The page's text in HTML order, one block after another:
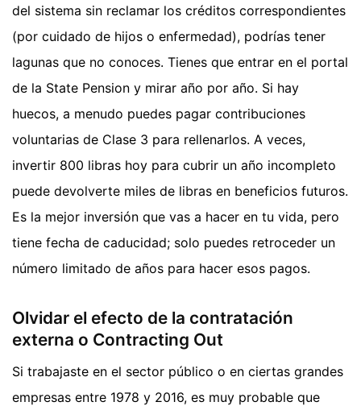
del sistema sin reclamar los créditos correspondientes
(por cuidado de hijos o enfermedad), podrías tener
lagunas que no conoces. Tienes que entrar en el portal
de la State Pension y mirar año por año. Si hay
huecos, a menudo puedes pagar contribuciones
voluntarias de Clase 3 para rellenarlos. A veces,
invertir 800 libras hoy para cubrir un año incompleto
puede devolverte miles de libras en beneficios futuros.
Es la mejor inversión que vas a hacer en tu vida, pero
tiene fecha de caducidad; solo puedes retroceder un
número limitado de años para hacer esos pagos.
Olvidar el efecto de la contratación
externa o Contracting Out
Si trabajaste en el sector público o en ciertas grandes
empresas entre 1978 y 2016, es muy probable que